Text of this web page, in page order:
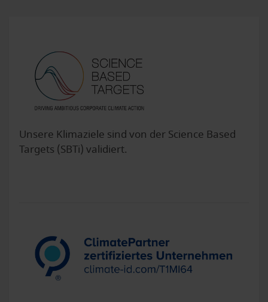
Unsere Klimaziele sind von der Science Based
Targets (SBTi) validiert.